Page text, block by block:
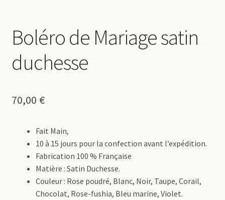
Boléro de Mariage satin
duchesse
70,00 €
Fait Main,
10 à 15 jours pour la confection avant l’expédition.
Fabrication 100 % Française
Matière : Satin Duchesse.
Couleur : Rose poudré, Blanc, Noir, Taupe, Corail,
Chocolat, Rose-fushia, Bleu marine, Violet.